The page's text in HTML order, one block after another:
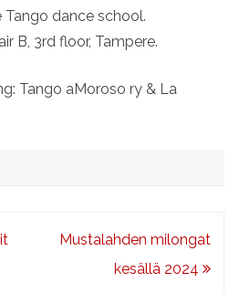
Tango dance school.
B, 3rd floor, Tampere.
Tango aMoroso ry & La
Mustalahden milongat
kesällä 2024